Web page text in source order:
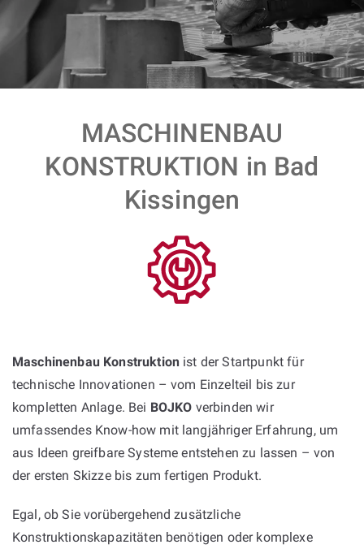
MASCHINENBAU
KONSTRUKTION in Bad
Kissingen
Maschinenbau Konstruktion ist der Startpunkt für
technische Innovationen – vom Einzelteil bis zur
kompletten Anlage. Bei BOJKO verbinden wir
umfassendes Know-how mit langjähriger Erfahrung, um
aus Ideen greifbare Systeme entstehen zu lassen – von
der ersten Skizze bis zum fertigen Produkt.
Egal, ob Sie vorübergehend zusätzliche
Konstruktionskapazitäten benötigen oder komplexe